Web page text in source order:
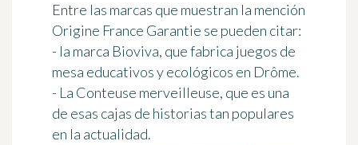
Entre las marcas que muestran la mención
Origine France Garantie se pueden citar:
- la marca Bioviva, que fabrica juegos de
mesa educativos y ecológicos en Drôme.
- La Conteuse merveilleuse, que es una
de esas cajas de historias tan populares
en la actualidad.